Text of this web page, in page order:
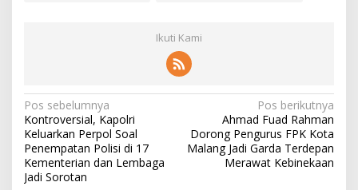
Ikuti Kami
N
a
v
i
Pos sebelumnya
Kontroversial, Kapolri
Keluarkan Perpol Soal
Penempatan Polisi di 17
Kementerian dan Lembaga
Jadi Sorotan
Pos berikutnya
Ahmad Fuad Rahman
Dorong Pengurus FPK Kota
Malang Jadi Garda Terdepan
Merawat Kebinekaan